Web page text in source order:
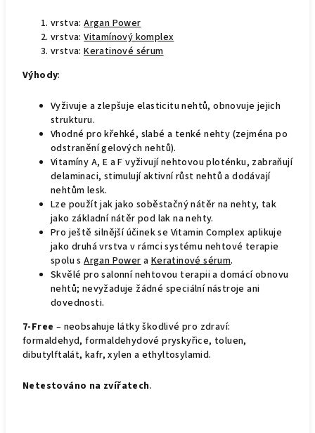
vrstva:Argan Power
vrstva:Vitamínový komplex
vrstva:Keratinové sérum
Výhody:
Vyživuje a zlepšuje elasticitu nehtů, obnovuje jejich
strukturu.
Vhodné pro křehké, slabé a tenké nehty (zejména po
odstranění gelových nehtů).
Vitamíny А, Е a F vyživují nehtovou ploténku, zabraňují
delaminaci, stimulují aktivní růst nehtů a dodávají
nehtům lesk.
Lze použít jak jako soběstačný nátěr na nehty, tak
jako základní nátěr pod lak na nehty.
Pro ještě silnější účinek se Vitamin Complex aplikuje
jako druhá vrstva v rámci systému nehtové terapie
spolu sArgan PoweraKeratinové sérum.
Skvělé pro salonní nehtovou terapii a domácí obnovu
nehtů; nevyžaduje žádné speciální nástroje ani
dovednosti.
7-Free – neobsahuje látky škodlivé pro zdraví:
formaldehyd, formaldehydové pryskyřice, toluen,
dibutylftalát, kafr, xylen a ethyltosylamid.
Netestováno na zvířatech.